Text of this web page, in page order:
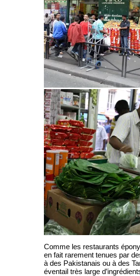
Comme les restaurants
en fait rarement tenues par
à des Pakistanais ou à des
éventail très large